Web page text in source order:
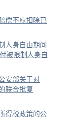
偿不应扣除已
人身自由期间
被限制人身自
安部关于对
联合批复
得税政策的公